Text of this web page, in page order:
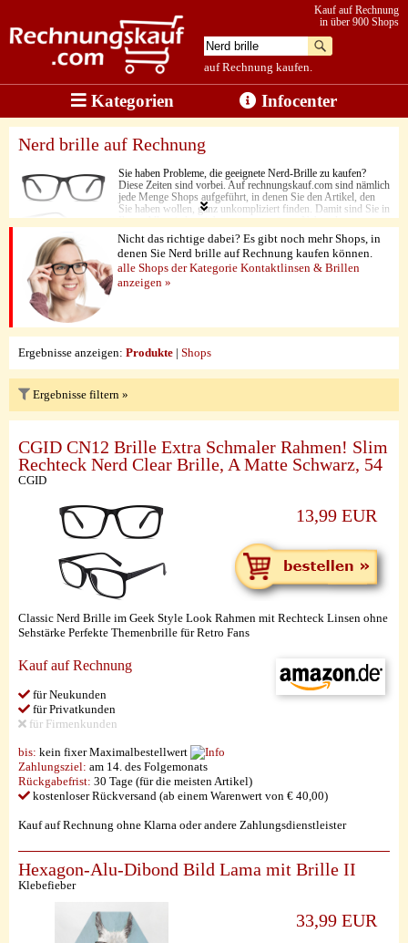
auf Rechnung kaufen.
Kauf auf Rechnung
in über 900 Shops
Kategorien Infocenter
Nerd brille auf Rechnung
Sie haben Probleme, die geeignete Nerd-Brille zu kaufen?
Diese Zeiten sind vorbei. Auf rechnungskauf.com sind nämlich
jede Menge Shops aufgeführt, in denen Sie den Artikel, den
Sie haben wollen, ganz unkompliziert finden. Damit sind Sie in
Ihrem Alltag jederzeit bestens ausgerüstet. Neben den
günstigen Preisen überzeugen hier nämlich vor allem die Style-
vielfalt und die sehr gute Produktverarbeitung. Einer der
wichtigsten Vorzüge bei der Bestellung von Nerd-Brillen
besteht aber darin, dass Sie hier jedes Produkt ganz leicht auf
Rechnung kaufen können.
Nicht das richtige dabei? Es gibt noch mehr Shops, in
denen Sie Nerd brille auf Rechnung kaufen können.
alle Shops der Kategorie Kontaktlinsen & Brillen
anzeigen »
Ergebnisse anzeigen: Produkte | Shops
Ergebnisse filtern »
CGID CN12 Brille Extra Schmaler Rahmen! Slim
Rechteck Nerd Clear Brille, A Matte Schwarz, 54
CGID
13,99 EUR
Classic Nerd Brille im Geek Style Look Rahmen mit Rechteck Linsen ohne
Sehstärke Perfekte Themenbrille für Retro Fans
Kauf auf Rechnung
für Neukunden
für Privatkunden
für Firmenkunden
bis: kein fixer Maximalbestellwert
Zahlungsziel: am 14. des Folgemonats
Rückgabefrist: 30 Tage (für die meisten Artikel)
kostenloser Rückversand (ab einem Warenwert von € 40,00)
Kauf auf Rechnung ohne Klarna oder andere Zahlungsdienstleister
Hexagon-Alu-Dibond Bild Lama mit Brille II
Klebefieber
33,99 EUR